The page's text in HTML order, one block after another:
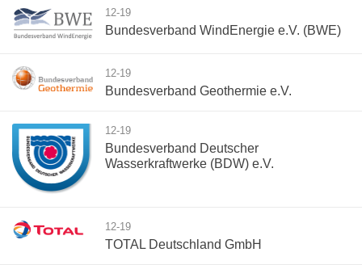
12-19
Bundesverband WindEnergie e.V. (BWE)
12-19
Bundesverband Geothermie e.V.
12-19
Bundesverband Deutscher
Wasserkraftwerke (BDW) e.V.
12-19
TOTAL Deutschland GmbH